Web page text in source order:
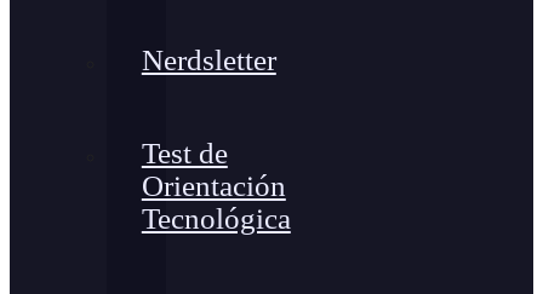
Nerdsletter
Test de
Orientación
Tecnológica